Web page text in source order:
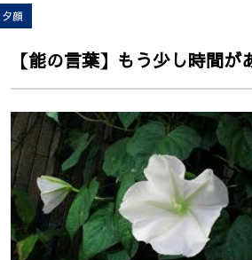
夕顔
【能の言葉】もう少し時間が